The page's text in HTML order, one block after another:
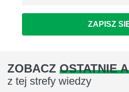
ZAPISZ
ZOBACZ OSTATNIE
z tej strefy wiedzy